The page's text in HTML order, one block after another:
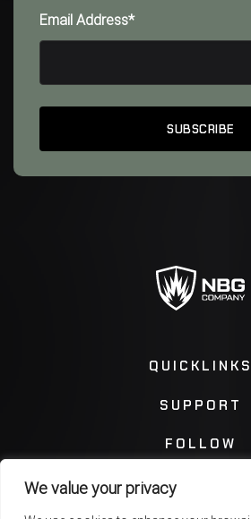
We value your privacy
Email Address*
QUICKLINKS
SUPPORT
FOLLOW
Instagram